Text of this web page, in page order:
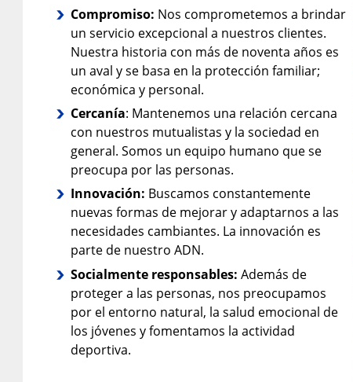
Compromiso: Nos comprometemos a brindar
un servicio excepcional a nuestros clientes.
Nuestra historia con más de noventa años es
un aval y se basa en la protección familiar;
económica y personal.
Cercanía: Mantenemos una relación cercana
con nuestros mutualistas y la sociedad en
general. Somos un equipo humano que se
preocupa por las personas.
Innovación: Buscamos constantemente
nuevas formas de mejorar y adaptarnos a las
necesidades cambiantes. La innovación es
parte de nuestro ADN.
Socialmente responsables: Además de
proteger a las personas, nos preocupamos
por el entorno natural, la salud emocional de
los jóvenes y fomentamos la actividad
deportiva.